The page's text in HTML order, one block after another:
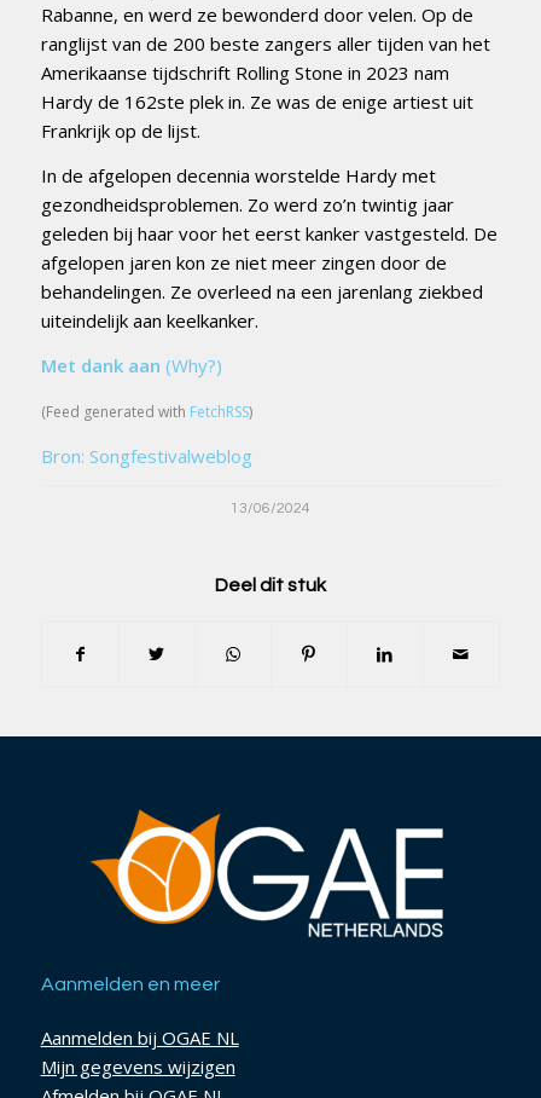
Rabanne, en werd ze bewonderd door velen. Op de
ranglijst van de 200 beste zangers aller tijden van het
Amerikaanse tijdschrift Rolling Stone in 2023 nam
Hardy de 162ste plek in. Ze was de enige artiest uit
Frankrijk op de lijst.
In de afgelopen decennia worstelde Hardy met
gezondheidsproblemen. Zo werd zo’n twintig jaar
geleden bij haar voor het eerst kanker vastgesteld. De
afgelopen jaren kon ze niet meer zingen door de
behandelingen. Ze overleed na een jarenlang ziekbed
uiteindelijk aan keelkanker.
Met dank aan (Why?)
(Feed generated with FetchRSS)
Bron: Songfestivalweblog
13/06/2024
Deel dit stuk
Aanmelden en meer
Aanmelden bij OGAE NL
Mijn gegevens wijzigen